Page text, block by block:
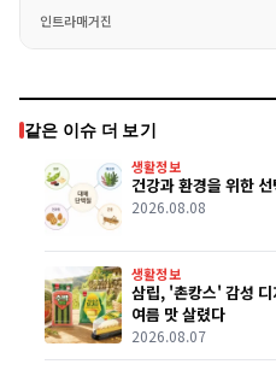
인트라매거진
같은 이슈 더 보기
생활정보
건강과 환경을 위한
2026.08.08
생활정보
삼립, '촌캉스' 감성
여름 맛 살렸다
2026.08.07